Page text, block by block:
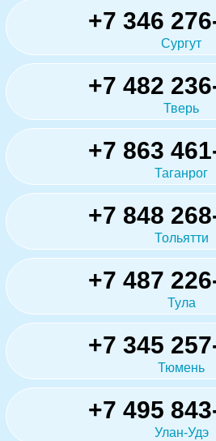
+7 346
Сургут
+7 482
Тверь
+7 863
Таганрог
+7 848
Тольятти
+7 487
Тула
+7 345
Тюмень
+7 495
Улан-Удэ